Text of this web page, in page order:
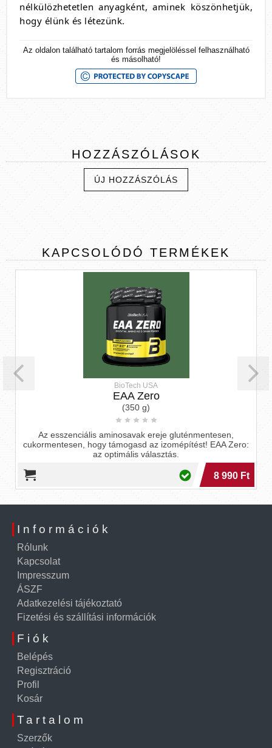
nélkülözhetetlen anyagként, aminek köszönhetjük,
hogy élünk és létezünk.
Az oldalon található tartalom forrás megjelöléssel felhasználható
és másolható!
HOZZÁSZÓLÁSOK
ÚJ HOZZÁSZÓLÁS
KAPCSOLÓDÓ TERMÉKEK
BioTech USA
EAA Zero
(350 g)
Az esszenciális aminosavak ereje gluténmentesen,
cukormentesen, hogy támogasd az izomépítést! EAA Zero:
az optimális választás.
8 990 Ft
Információk
Rólunk
Kapcsolat
Impresszum
ÁSZF
Adatkezelési tájékoztató
Fizetési és szállítási információk
Fiók
Belépés
Regisztráció
Profil
Kosár
Tartalom
Szerzők